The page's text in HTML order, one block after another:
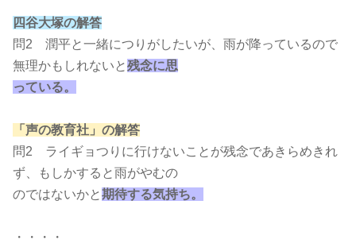
四谷大塚の解答
問2 潤平と一緒につりがしたいが、雨が降っているので
無理かもしれないと残念に思
っている。
「声の教育社」の解答
問2 ライギョつりに行けないことが残念であきらめきれ
ず、もしかすると雨がやむの
のではないかと期待する気持ち。
・・・・